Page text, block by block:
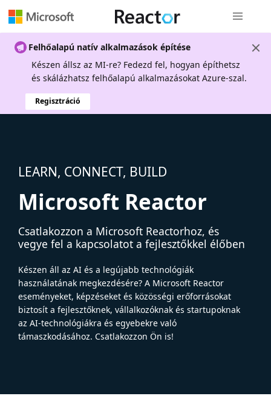
Felhőalapú natív alkalmazások építése
Készen állsz az MI-re? Fedezd fel, hogyan építhetsz
és skálázhatsz felhőalapú alkalmazásokat Azure-szal.
Regisztráció
LEARN, CONNECT, BUILD
Microsoft Reactor
Csatlakozzon a Microsoft Reactorhoz, és
vegye fel a kapcsolatot a fejlesztőkkel élőben
Készen áll az AI és a legújabb technológiák
használatának megkezdésére? A Microsoft Reactor
eseményeket, képzéseket és közösségi erőforrásokat
biztosít a fejlesztőknek, vállalkozóknak és startupoknak
az AI-technológiákra és egyebekre való
támaszkodásához. Csatlakozzon Ön is!